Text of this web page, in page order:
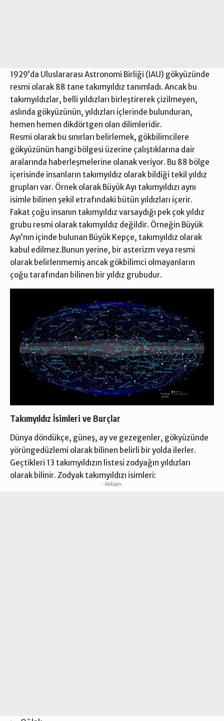
1929’da Uluslararası Astronomi Birliği (IAU) gökyüzünde
resmi olarak 88 tane takımyıldız tanımladı. Ancak bu
takımyıldızlar, belli yıldızları birleştirerek çizilmeyen,
aslında gökyüzünün, yıldızları içlerinde bulunduran,
hemen hemen dikdörtgen olan dilimleridir.
Resmi olarak bu sınırları belirlemek, gökbilimcilere
gökyüzünün hangi bölgesi üzerine çalıştıklarına dair
aralarında haberleşmelerine olanak veriyor. Bu 88 bölge
içerisinde insanların takımyıldız olarak bildiği tekil yıldız
grupları var. Örnek olarak Büyük Ayı takımyıldızı aynı
isimle bilinen şekil etrafındaki bütün yıldızları içerir.
Fakat çoğu insanın takımyıldız varsaydığı pek çok yıldız
grubu resmi olarak takımyıldız değildir. Örneğin Büyük
Ayı’nın içinde bulunan Büyük Kepçe, takımyıldız olarak
kabul edilmez.Bunun yerine, bir asterizm veya resmi
olarak belirlenmemiş ancak gökbilimci olmayanların
çoğu tarafından bilinen bir yıldız grubudur.
Takımyıldız İsimleri ve Burçlar
Dünya döndükçe, güneş, ay ve gezegenler, gökyüzünde
yörüngedüzlemi olarak bilinen belirli bir yolda ilerler.
Geçtikleri 13 takımyıldızın listesi zodyağın yıldızları
olarak bilinir. Zodyak takımyıldızı isimleri:
- Reklam-